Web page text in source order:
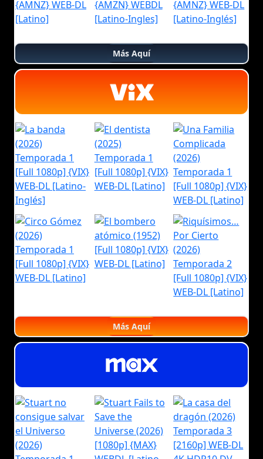
Más Aquí
Más Aquí